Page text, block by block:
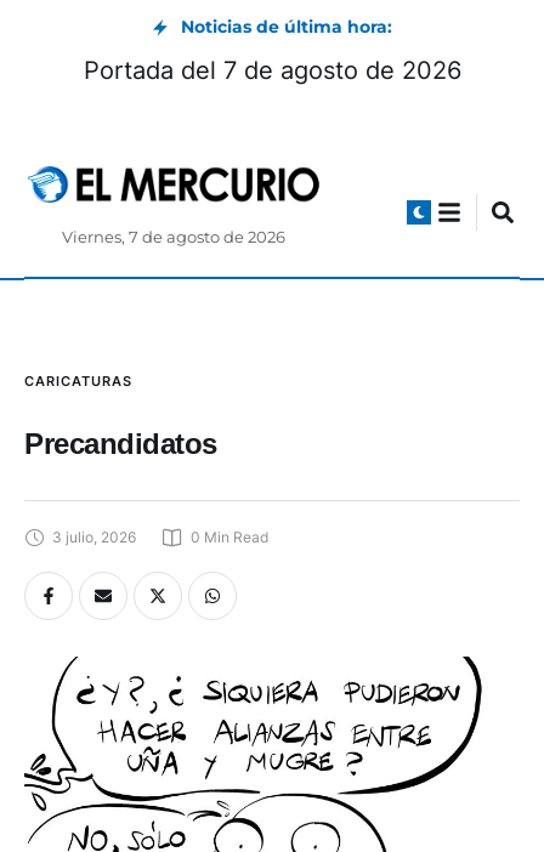
Noticias de última hora:
Portada del 7 de agosto de 2026
Viernes, 7 de agosto de 2026
CARICATURAS
Precandidatos
3 julio, 2026 0 Min Read